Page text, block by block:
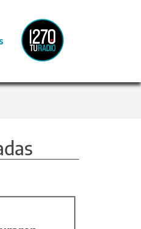
Radio
Provincia